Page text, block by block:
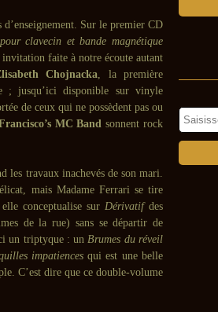
Sur le premier CD
clavecin et bande magnétique
faite à notre écoute autant
Chojnacka, la première
; jusqu’ici disponible sur vinyle
de ceux qui ne possèdent pas ou
MC Band sonnent rock
les travaux inachevés de son mari.
mais Madame Ferrari se tire
conceptualise sur Dérivatifdes
de la rue) sans se départir de
ci un triptyque : unBrumes du réveil
impatiencesqui est une belle
C’est dire que ce double-volume